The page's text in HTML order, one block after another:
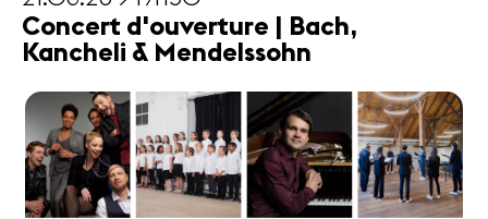
Concert d'ouverture | Bach,
Kancheli & Mendelssohn